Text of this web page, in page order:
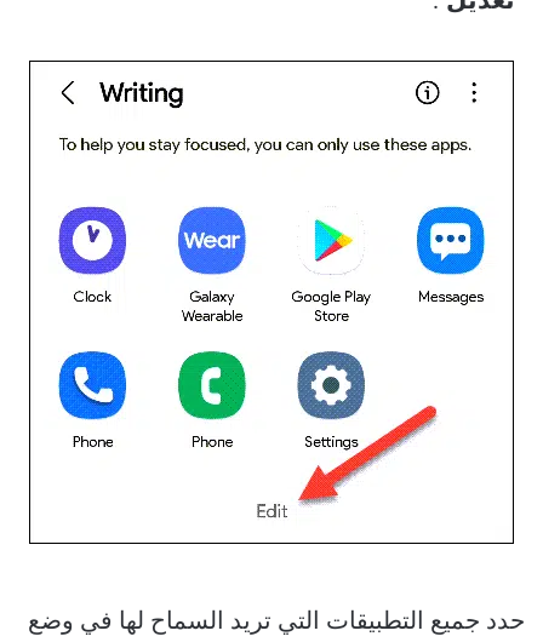
حدد جميع التطبيقات التي تريد السماح لها في وضع